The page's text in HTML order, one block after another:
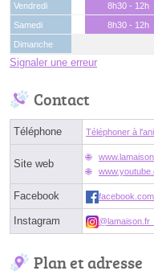
Vendredi
8h30 - 12h
Samedi
8h30 - 12h
Dimanche
Signaler une erreur
Contact
Téléphone Téléphoner à
Site web
Facebook
Instagram
Plan et adresse